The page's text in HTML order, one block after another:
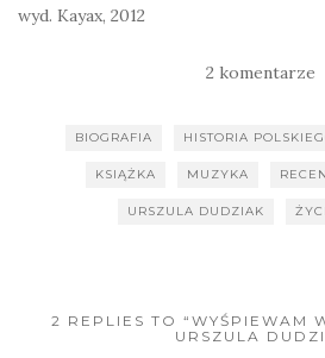
wyd. Kayax, 2012
2 komentarze
BIOGRAFIA HISTORIA
KSIĄŻKA MUZYKA
URSZULA DUDZIAK
2 REPLIES TO “WYŚPIEWAM
URSZULA